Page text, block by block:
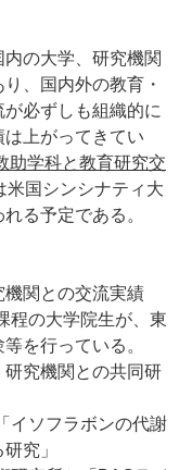
の大学、研究機関
、国内外の教育・
必ずしも組織的に
上がってきてい
助学科と教育研究交
米国シンシナティ大
る予定である。
機関との交流実績
程の大学院生が、東
を行っている。
研究機関との共同研
イソフラボンの代謝
究」